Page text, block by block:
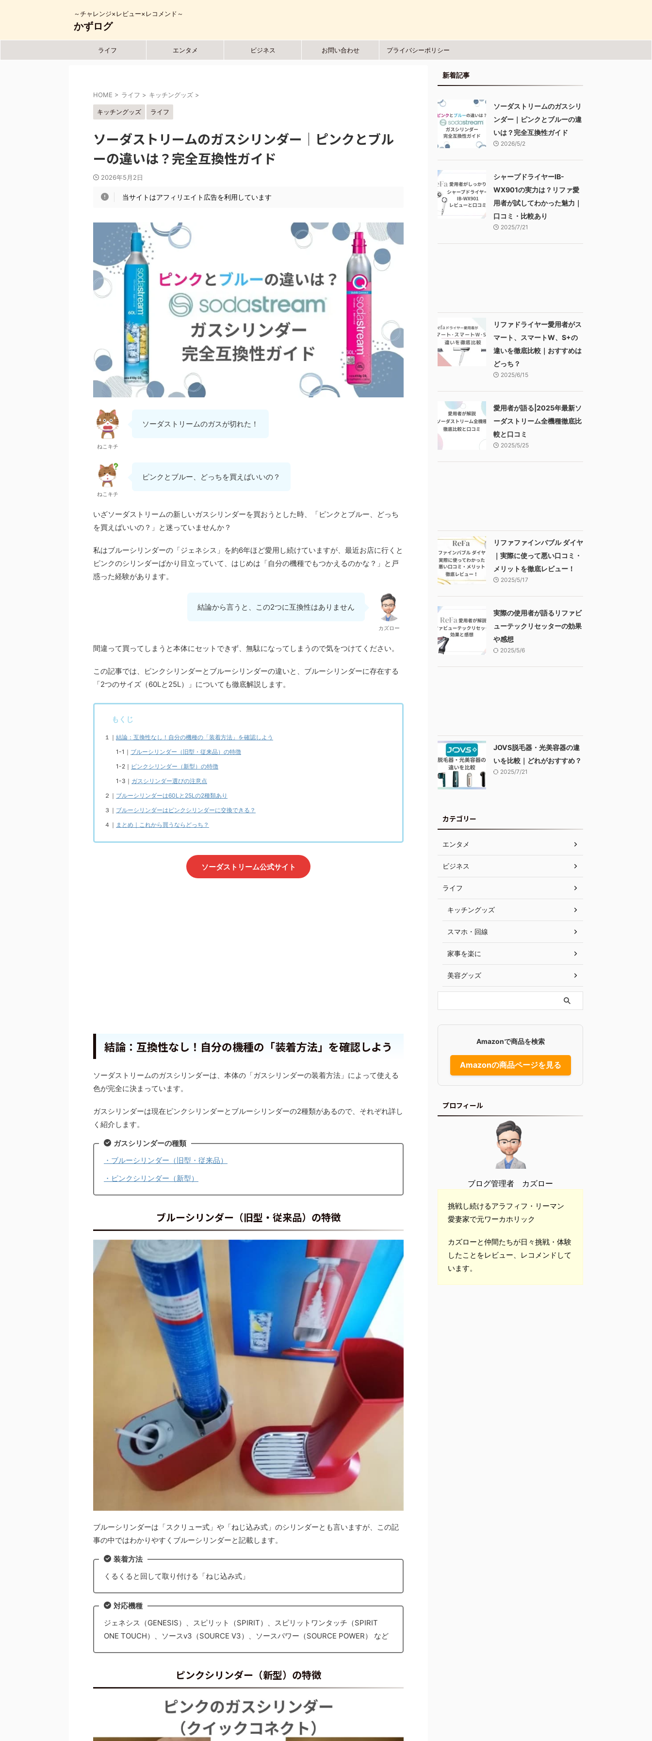
～チャレンジ×レビュー×レコメンド～
かずログ
ライフ エンタメ ビジネス お問い合わせ プライバシーポリシー
HOME > ライフ > キッチングッズ >
キッチングッズ ライフ
ソーダストリームのガスシリンダー｜ピンクとブル
ーの違いは？完全互換性ガイド
2026年5月2日
当サイトはアフィリエイト広告を利用しています
ねこキチ
ソーダストリームのガスが切れた！
ねこキチ
ピンクとブルー、どっちを買えばいいの？
いざソーダストリームの新しいガスシリンダーを買おうとした時、「ピンクとブルー、どっち
を買えばいいの？」と迷っていませんか？
私はブルーシリンダーの「ジェネシス」を約6年ほど愛用し続けていますが、最近お店に行くと
ピンクのシリンダーばかり目立っていて、はじめは「自分の機種でもつかえるのかな？」と戸
惑った経験があります。
結論から言うと、この2つに互換性はありません
カズロー
間違って買ってしまうと本体にセットできず、無駄になってしまうので気をつけてください。
この記事では、ピンクシリンダーとブルーシリンダーの違いと、ブルーシリンダーに存在する
「2つのサイズ（60Lと25L）」についても徹底解説します。
もくじ
１｜ 結論：互換性なし！自分の機種の「装着方法」を確認しよう
1-1｜ ブルーシリンダー（旧型・従来品）の特徴
1-2｜ ピンクシリンダー（新型）の特徴
1-3｜ ガスシリンダー選びの注意点
２｜ ブルーシリンダーは60Lと25Lの2種類あり
３｜ ブルーシリンダーはピンクシリンダーに交換できる？
４｜ まとめ｜これから買うならどっち？
ソーダストリーム公式サイト
結論：互換性なし！自分の機種の「装着方法」を確認しよう
ソーダストリームのガスシリンダーは、本体の「ガスシリンダーの装着方法」によって使える
色が完全に決まっています。
ガスシリンダーは現在ピンクシリンダーとブルーシリンダーの2種類があるので、それぞれ詳し
く紹介します。
ガスシリンダーの種類
・ブルーシリンダー（旧型・従来品）
・ピンクシリンダー（新型）
ブルーシリンダー（旧型・従来品）の特徴
ブルーシリンダーは「スクリュー式」や「ねじ込み式」のシリンダーとも言いますが、この記
事の中ではわかりやすくブルーシリンダーと記載します。
装着方法
くるくると回して取り付ける「ねじ込み式」
対応機種
ジェネシス（GENESIS）、スピリット（SPIRIT）、スピリットワンタッチ（SPIRIT
ONE TOUCH）、ソースv3（SOURCE V3）、ソースパワー（SOURCE POWER） など
ピンクシリンダー（新型）の特徴
新着記事
ソーダストリームのガスシリ
ンダー｜ピンクとブルーの違
いは？完全互換性ガイド
2026/5/2
シャープドライヤーIB-
WX901の実力は？リファ愛
用者が試してわかった魅力｜
口コミ・比較あり
2025/7/21
リファドライヤー愛用者がス
マート、スマートW、S+の
違いを徹底比較｜おすすめは
どっち？
2025/6/15
愛用者が語る|2025年最新ソ
ーダストリーム全機種徹底比
較と口コミ
2025/5/25
リファファインバブル ダイヤ
｜実際に使って悪い口コミ・
メリットを徹底レビュー！
2025/5/17
実際の使用者が語るリファビ
ューテックリセッターの効果
や感想
2025/5/6
JOVS脱毛器・光美容器の違
いを比較｜どれがおすすめ？
2025/7/21
カテゴリー
エンタメ
ビジネス
ライフ
キッチングッズ
スマホ・回線
家事を楽に
美容グッズ
Amazonで商品を検索
Amazonの商品ページを見る
プロフィール
ブログ管理者 カズロー
挑戦し続けるアラフィフ・リーマン
愛妻家で元ワーカホリック
カズローと仲間たちが日々挑戦・体験
したことをレビュー、レコメンドして
います。